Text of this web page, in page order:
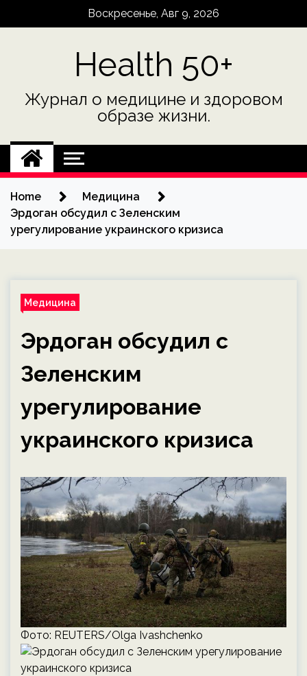
Воскресенье, Авг 9, 2026
Health 50+
Журнал о медицине и здоровом
образе жизни.
Home
Медицина
Эрдоган обсудил с Зеленским
урегулирование украинского кризиса
Медицина
Эрдоган обсудил с
Зеленским
урегулирование
украинского кризиса
Фото: REUTERS/Olga Ivashchenko